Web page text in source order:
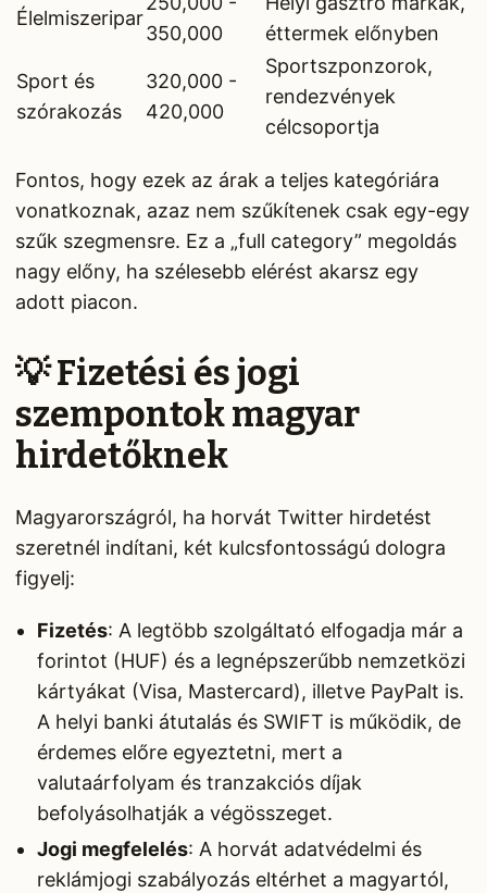
Élelmiszeripar
350,000
éttermek előnyben
Sport és
szórakozás
320,000 -
420,000
Sportszponzorok,
rendezvények
célcsoportja
Fontos, hogy ezek az árak a teljes kategóriára
vonatkoznak, azaz nem szűkítenek csak egy-egy
szűk szegmensre. Ez a „full category” megoldás
nagy előny, ha szélesebb elérést akarsz egy
adott piacon.
💡 Fizetési és jogi
szempontok magyar
hirdetőknek
Magyarországról, ha horvát Twitter hirdetést
szeretnél indítani, két kulcsfontosságú dologra
figyelj:
Fizetés: A legtöbb szolgáltató elfogadja már a
forintot (HUF) és a legnépszerűbb nemzetközi
kártyákat (Visa, Mastercard), illetve PayPalt is.
A helyi banki átutalás és SWIFT is működik, de
érdemes előre egyeztetni, mert a
valutaárfolyam és tranzakciós díjak
befolyásolhatják a végösszeget.
Jogi megfelelés: A horvát adatvédelmi és
reklámjogi szabályozás eltérhet a magyartól,